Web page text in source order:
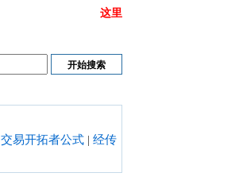
这里
交易开拓者公式 | 经传